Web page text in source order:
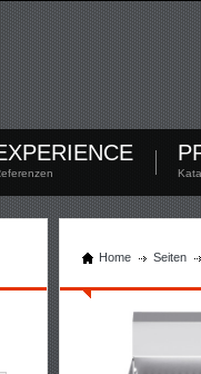
Du die Möglichkeit Dokumente
Account.
Home Seiten